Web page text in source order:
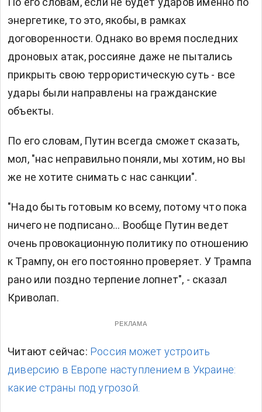
энергетике, то это, якобы, в рамках
договоренности. Однако во время последних
дроновых атак, россияне даже не пытались
прикрыть свою террористическую суть - все
удары были направлены на гражданские
объекты.
По его словам, Путин всегда сможет сказать,
мол, "нас неправильно поняли, мы хотим, но вы
же не хотите снимать с нас санкции".
"Надо быть готовым ко всему, потому что пока
ничего не подписано... Вообще Путин ведет
очень провокационную политику по отношению
к Трампу, он его постоянно проверяет. У Трампа
рано или поздно терпение лопнет", - сказал
Криволап.
РЕКЛАМА
Читают сейчас: Россия может устроить
диверсию в Европе наступлением в Украине:
какие страны под угрозой.